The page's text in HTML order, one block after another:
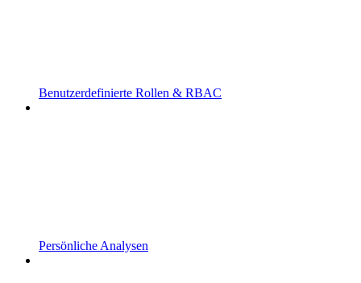
Benutzerdefinierte Rollen & RBAC
Persönliche Analysen